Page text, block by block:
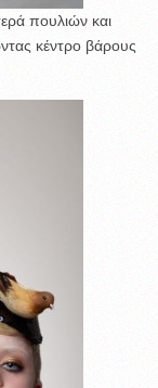
πουλιών και
κέντρο βάρους